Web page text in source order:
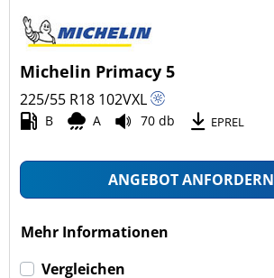
Michelin Primacy 5
225/55 R18 102VXL
B A 70 db EPREL
ANGEBOT ANFORDERN
Mehr Informationen
Vergleichen